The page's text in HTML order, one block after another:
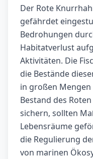
Der Rote
gefährdet
Bedrohungen
Habitatverlust
Aktivitäten. Die
die Bestände
in großen
Bestand des
sichern, sollten
Lebensräume
die Regulierung
von marinen